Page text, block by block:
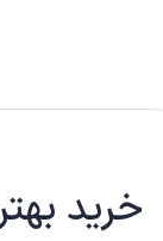
خرید